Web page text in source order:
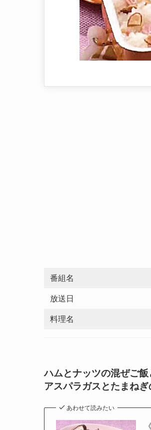
番組名
放送日
料理名
ハムとナッツの混ぜご
アスパラガスとたまねぎ
あわせて読みたい